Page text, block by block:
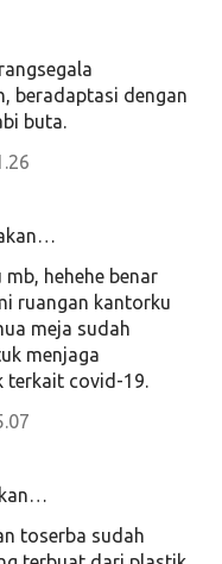
beradaptasi dengan
buta.
hehehe benar
ruangan kantorku
meja sudah
menjaga
terkait covid-19.
toserba sudah